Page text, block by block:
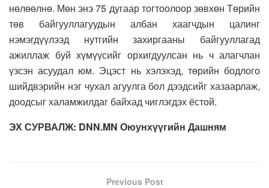
нөлөөлнө. Мөн энэ 75 дугаар тогтоолоор зөвхөн Төрийн
төв байгууллагуудын албан хаагчдын цалинг
нэмэгдүүлээд нутгийн захиргааны байгууллагад
ажиллаж буй хүмүүсийг орхигдуулсан нь ч алагчлан
үзсэн асуудал юм. Эцэст нь хэлэхэд, төрийн бодлого
шийдвэрийн нэг чухал агуулга бол дээдсийг хазаарлаж,
доодсыг халамжилдаг байхад чиглэгдэх ёстой.
ЭХ СУРВАЛЖ: DNN.MN Оюунхүүгийн Дашням
Previous Post